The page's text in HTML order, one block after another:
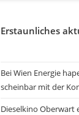
Erstaunliches
Bei Wien Energie
scheinbar mit der
Dieselkino Oberwart